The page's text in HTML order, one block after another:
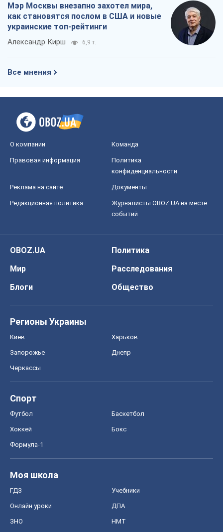
Мэр Москвы внезапно захотел мира,
как становятся послом в США и новые
украинские топ-рейтинги
Александр Кирш 6,9 т.
Все мнения
О компании Команда
Правовая информация
Политика
конфиденциальности
Реклама на сайте Документы
Редакционная политика
Журналисты OBOZ.UA на месте
событий
OBOZ.UA
Политика
Мир
Расследования
Блоги
Общество
Регионы Украины
Киев Харьков
Запорожье Днепр
Черкассы
Спорт
Футбол Баскетбол
Хоккей Бокс
Формула-1
Моя школа
ГДЗ Учебники
Онлайн уроки ДПА
ЗНО НМТ